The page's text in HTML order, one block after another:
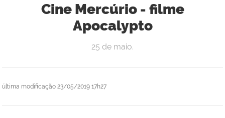
Cine Mercúrio - filme
Apocalypto
última modificação 23/05/2019 17h27
25 de maio.